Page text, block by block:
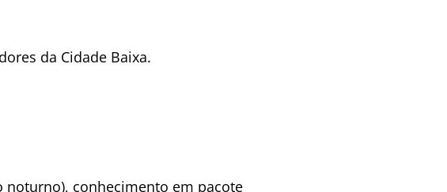
da Cidade Baixa.
noturno), conhecimento em pacote